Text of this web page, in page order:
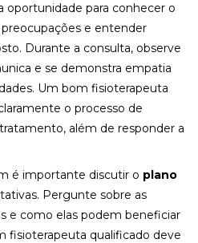
oportunidade para conhecer o
e entender
Durante a consulta, observe
e se demonstra empatia
Um bom fisioterapeuta
o processo de
além de responder a
é importante discutir o plano
Pergunte sobre as
e como elas podem beneficiar
fisioterapeuta qualificado deve
SAÚDE
DOMICILIAR EFICAZ
DE VIDA